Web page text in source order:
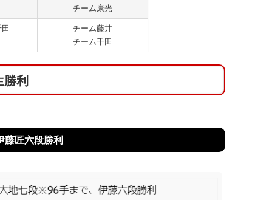
チーム康光
チーム藤井
チーム千田
利
匠六段勝利